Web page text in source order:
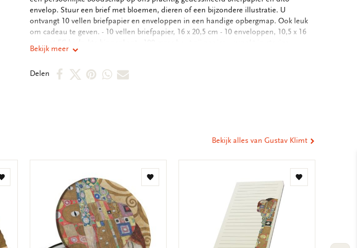
envelop. Stuur een brief met bloemen, dieren of een bijzondere illustratie. U
ontvangt 10 vellen briefpapier en enveloppen in een handige opbergmap. Ook leuk
om cadeau te geven. - 10 vellen briefpapier, 16 x 20,5 cm - 10 enveloppen, 10,5 x 16
cm met FC bedrukte binnenkant - 100 grms houtvrij papier - verpakt in stevige
kartonnen opbergmap, - hersluitbaar, 18,8 x 24,4, FC bedrukt - Totale gewicht: 122
Bekijk meer
Delen
DeelDeelDeelDeelDeel
Bekijk alles van Gustav Klimt
Toevoegen
Toevoegen
Toevoegen